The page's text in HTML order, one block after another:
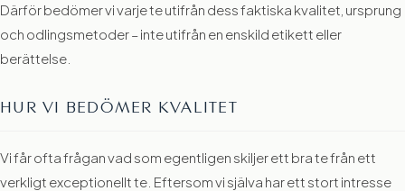
Därför bedömer vi varje te utifrån dess faktiska kvalitet, ursprung
och odlingsmetoder – inte utifrån en enskild etikett eller
berättelse.
HUR VI BEDÖMER KVALITET
Vi får ofta frågan vad som egentligen skiljer ett bra te från ett
verkligt exceptionellt te. Eftersom vi själva har ett stort intresse